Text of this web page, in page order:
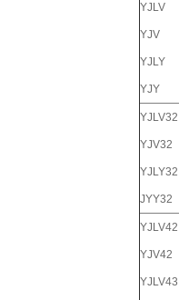
YJLV
YJV
YJLY
YJY
YJLV32
YJV32
YJLY32
JYY32
YJLV42
YJV42
YJLV43